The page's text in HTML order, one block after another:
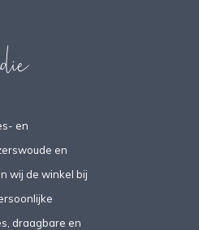
en
en
wij de winkel bij
draagbare en